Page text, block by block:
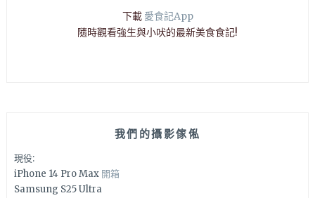
下載 愛食記App
隨時觀看強生與小吠的最新美食食記!
我們的攝影傢俬
現役:
iPhone 14 Pro Max 開箱
Samsung S25 Ultra